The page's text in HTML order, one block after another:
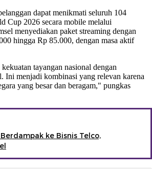
dapat menikmati seluruh 104
Cup 2026 secara mobile melalui
menyediakan paket streaming dengan
hingga Rp 85.000, dengan masa aktif
tayangan nasional dengan
Ini menjadi kombinasi yang relevan karena
yang besar dan beragam," pungkas
ke Bisnis Telco,